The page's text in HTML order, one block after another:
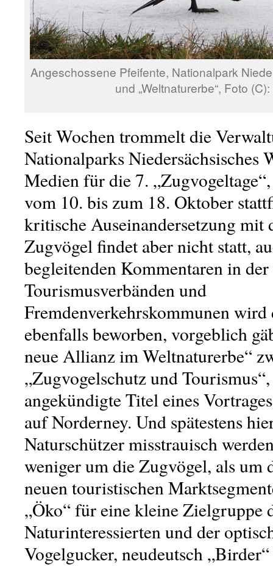
Angeschossene Pfeifente, Nationalpark
und „Weltnaturerbe“, Foto
Seit Wochen trommelt die
Nationalparks Niedersächsisches
Medien für die 7.
vom 10. bis zum 18. Oktober
kritische Auseinandersetzung mit
Zugvögel findet aber nicht statt,
begleitenden Kommentaren in der
Tourismusverbänden und
Fremdenverkehrskommunen wird
ebenfalls beworben, vorgeblich
neue Allianz im Weltnaturerbe“
„Zugvogelschutz und
angekündigte Titel eines
auf Norderney. Und spätestens
Naturschützer misstrauisch
weniger um die Zugvögel, als um
neuen touristischen
„Öko“ für eine kleine Zielgruppe
Naturinteressierten und der
Vogelgucker, neudeutsch